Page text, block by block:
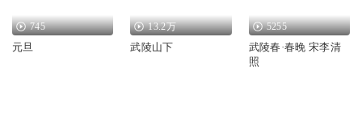
745
元旦
13.2万
武陵山下
5255
武陵春·春晚 宋李清
照